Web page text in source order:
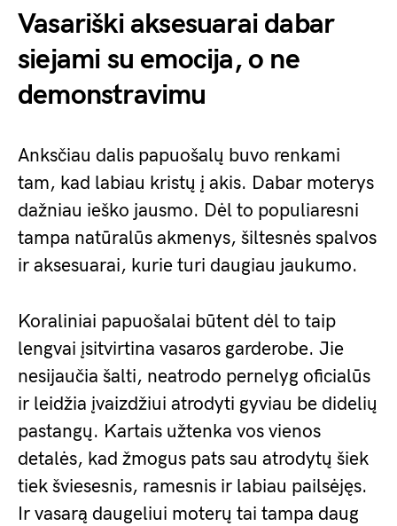
Vasariški aksesuarai dabar
siejami su emocija, o ne
demonstravimu
Anksčiau dalis papuošalų buvo renkami
tam, kad labiau kristų į akis. Dabar moterys
dažniau ieško jausmo. Dėl to populiaresni
tampa natūralūs akmenys, šiltesnės spalvos
ir aksesuarai, kurie turi daugiau jaukumo.
Koraliniai papuošalai būtent dėl to taip
lengvai įsitvirtina vasaros garderobe. Jie
nesijaučia šalti, neatrodo pernelyg oficialūs
ir leidžia įvaizdžiui atrodyti gyviau be didelių
pastangų. Kartais užtenka vos vienos
detalės, kad žmogus pats sau atrodytų šiek
tiek šviesesnis, ramesnis ir labiau pailsėjęs.
Ir vasarą daugeliui moterų tai tampa daug